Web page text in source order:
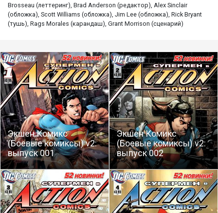
Brosseau (леттеринг), Brad Anderson (редактор), Alex Sinclair
(обложка), Scott Williams (обложка), Jim Lee (обложка), Rick Bryant
(тушь), Rags Morales (карандаш), Grant Morrison (сценарий)
Экшен Комикс
(Боевые комиксы) v2:
выпуск 001
Экшен Комикс
(Боевые комиксы) v2:
выпуск 002